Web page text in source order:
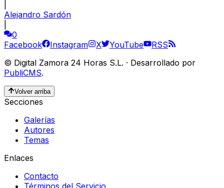
Alejandro Sardón
0
Facebook
Instagram X YouTube
RSS
© Digital Zamora 24 Horas S.L. · Desarrollado por
PubliCMS.
Volver arriba
Secciones
Galerías
Autores
Temas
Enlaces
Contacto
Términos del Servicio